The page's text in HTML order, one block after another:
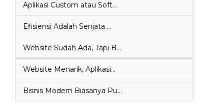
Aplikasi Custom atau Soft…
Efisiensi Adalah Senjata …
Website Sudah Ada, Tapi B…
Website Menarik, Aplikasi…
Bisnis Modern Biasanya Pu…